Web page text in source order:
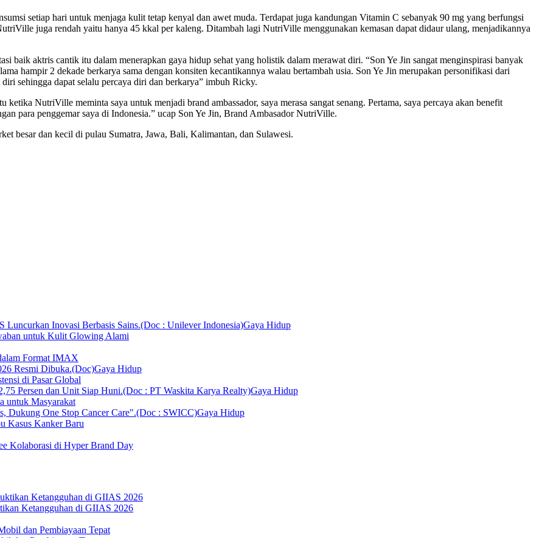
setiap hari untuk menjaga kulit tetap kenyal dan awet muda. Terdapat juga kandungan Vitamin C sebanyak 90 mg yang berfungsi
juga rendah yaitu hanya 45 kkal per kaleng. Ditambah lagi NutriVille menggunakan kemasan dapat didaur ulang, menjadikannya
baik aktris cantik itu dalam menerapkan gaya hidup sehat yang holistik dalam merawat diri. “Son Ye Jin sangat menginspirasi banyak
hampir 2 dekade berkarya sama dengan konsiten kecantikannya walau bertambah usia. Son Ye Jin merupakan personifikasi dari
sehingga dapat selalu percaya diri dan berkarya” imbuh Ricky.
NutriVille meminta saya untuk menjadi brand ambassador, saya merasa sangat senang. Pertama, saya percaya akan benefit
para penggemar saya di Indonesia.” ucap Son Ye Jin, Brand Ambasador NutriVille.
besar dan kecil di pulau Sumatra, Jawa, Bali, Kalimantan, dan Sulawesi.
Gaya Hidup
untuk Kulit Glowing Alami
Format IMAX
Gaya Hidup
di Pasar Global
Gaya Hidup
untuk Masyarakat
Gaya Hidup
Kasus Kanker Baru
Kolaborasi di Hyper Brand Day
Ketangguhan di GIIAS 2026